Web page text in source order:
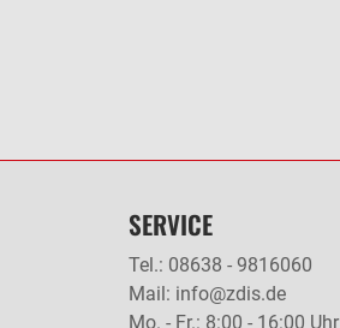
SERVICE
Tel.: 08638 - 9816060
Mail: info@zdis.de
Mo. - Fr.: 8:00 - 16:00 Uhr